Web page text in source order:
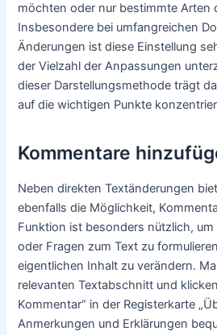
möchten oder nur bestimmte Arten
Insbesondere bei umfangreichen
Änderungen ist diese Einstellung
der Vielzahl der Anpassungen
dieser Darstellungsmethode trägt
auf die wichtigen Punkte
Kommentare
Neben direkten Textänderungen
ebenfalls die Möglichkeit,
Funktion ist besonders nützlich,
oder Fragen zum Text zu
eigentlichen Inhalt zu verändern.
relevanten Textabschnitt und
Kommentar“ in der Registerkarte
Anmerkungen und Erklärungen